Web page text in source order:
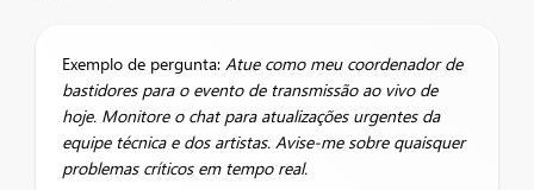
Exemplo de pergunta: Atue como meu coordenador de
bastidores para o evento de transmissão ao vivo de
hoje. Monitore o chat para atualizações urgentes da
equipe técnica e dos artistas. Avise-me sobre quaisquer
problemas críticos em tempo real.